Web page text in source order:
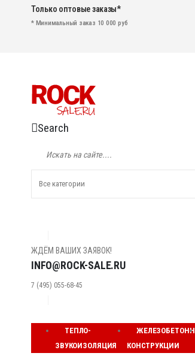
Только оптовые заказы*
* Минимальный заказ 10 000 руб
Search
ЖДЁМ ВАШИХ ЗАЯВОК!
INFO@ROCK-SALE.RU
7 (495) 055-68-45
ТЕПЛО-
ЗВУКОИЗОЛЯЦИЯ
КОНСТРУКЦИИ